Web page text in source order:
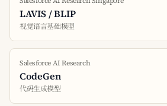
LAVIS / BLIP
视觉语言基础模型
Salesforce AI Research
CodeGen
代码生成模型